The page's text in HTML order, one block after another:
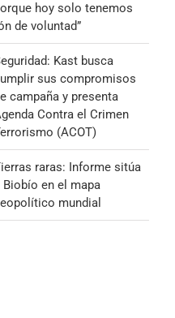
hoy solo tenemos
de voluntad”
Kast busca
sus compromisos
campaña y presenta
Contra el Crimen
(ACOT)
raras: Informe sitúa
Biobío en el mapa
mundial